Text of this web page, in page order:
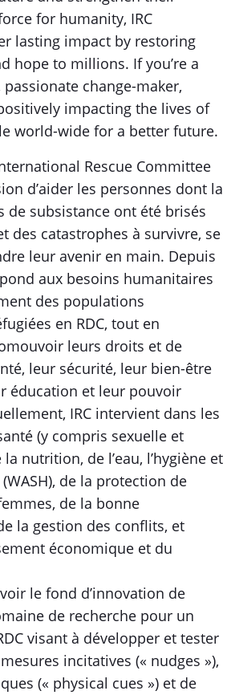
for humanity, IRC
lasting impact by restoring
hope to millions. If you’re a
change-maker,
impacting the lives of
world-wide for a better future.
Rescue Committee
d’aider les personnes dont la
de subsistance ont été brisés
des catastrophes à survivre, se
leur avenir en main. Depuis
aux besoins humanitaires
des populations
en RDC, tout en
leurs droits et de
leur sécurité, leur bien-être
éducation et leur pouvoir
IRC intervient dans les
(y compris sexuelle et
nutrition, de l’eau, l’hygiène et
de la protection de
de la bonne
la gestion des conflits, et
économique et du
le fond d’innovation de
de recherche pour un
visant à développer et tester
incitatives (« nudges »),
(« physical cues ») et de